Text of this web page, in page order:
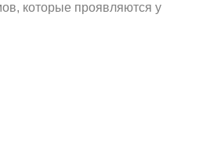
которые проявляются у